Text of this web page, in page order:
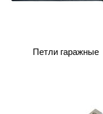
Петли гаражные